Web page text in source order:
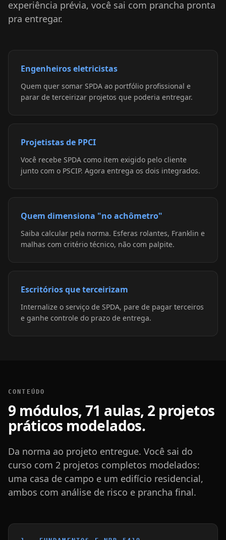
experiência prévia, você sai com prancha pronta
pra entregar.
Engenheiros eletricistas
Quem quer somar SPDA ao portfólio profissional e
parar de terceirizar projetos que poderia entregar.
Projetistas de PPCI
Você recebe SPDA como item exigido pelo cliente
junto com o PSCIP. Agora entrega os dois integrados.
Quem dimensiona "no achômetro"
Saiba calcular pela norma. Esferas rolantes, Franklin e
malhas com critério técnico, não com palpite.
Escritórios que terceirizam
Internalize o serviço de SPDA, pare de pagar terceiros
e ganhe controle do prazo de entrega.
CONTEÚDO
9 módulos, 71 aulas, 2 projetos
práticos modelados.
Da norma ao projeto entregue. Você sai do
curso com 2 projetos completos modelados:
uma casa de campo e um edifício residencial,
ambos com análise de risco e prancha final.